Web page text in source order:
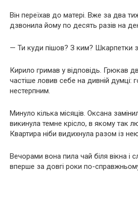
Він переїхав до матері. Вже за два
дзвонила йому по десять разів на
— Ти куди пішов? З ким? Шкарпетки
Кирило гримав у відповідь. Грюкав
частіше ловив себе на дивній думці:
нестерпним.
Минуло кілька місяців. Оксана
викинула темне крісло, в якому так
Квартира ніби видихнула разом із
Вечорами вона пила чай біля вікна і
вперше за довгі роки по-